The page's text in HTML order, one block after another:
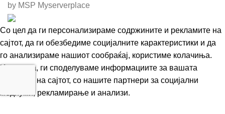
by MSP Myserverplace
Со цел да ги персонализираме содржините и рекламите на
сајтот, да ги обезбедиме социјалните карактеристики и да
го анализираме нашиот сообраќај, користиме колачиња.
Исто така, ги споделуваме информациите за вашата
употреба на сајтот, со нашите партнери за социјални
медиуми, рекламирање и анализи.